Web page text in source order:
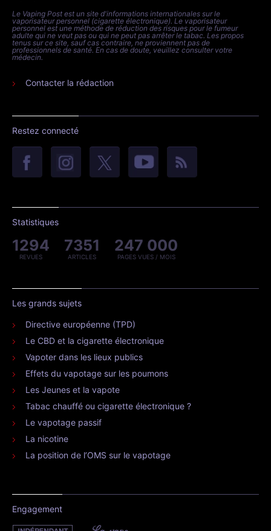
Le Vaping Post est un site d'informations internationales sur le
vaporisateur personnel (cigarette électronique). Le vaporisateur
personnel est une méthode de réduction des risques pour le fumeur
adulte qui ne veut pas ou qui ne peut pas arrêter le tabac. Les propos
tenus sur ce site, sauf cas contraire, ne proviennent pas de
professionnels de santé. En cas de doute, veuillez consulter votre
médecin.
Contacter la rédaction
Restez connecté
Statistiques
1294
REVUES
7351
ARTICLES
247 000
PAGES VUES / MOIS
Les grands sujets
Directive européenne (TPD)
Le CBD et la cigarette électronique
Vapoter dans les lieux publics
Effets du vapotage sur les poumons
Les Jeunes et la vapote
Tabac chauffé ou cigarette électronique ?
Le vapotage passif
La nicotine
La position de l’OMS sur le vapotage
Engagement